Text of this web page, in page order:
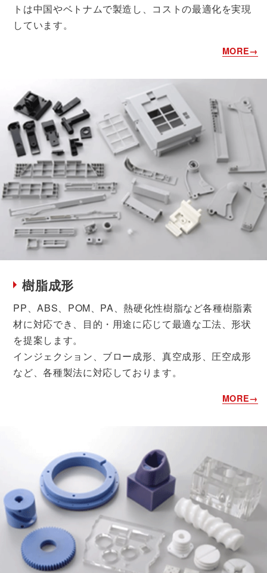
トは中国やベトナムで製造し、コストの最適化を実現
しています。
樹脂成形
PP、ABS、POM、PA、熱硬化性樹脂など各種樹脂素
材に対応でき、目的・用途に応じて最適な工法、形状
を提案します。
インジェクション、ブロー成形、真空成形、圧空成形
など、各種製法に対応しております。